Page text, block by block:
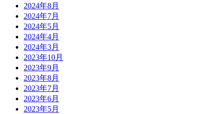
2024年8月
2024年7月
2024年5月
2024年4月
2024年3月
2023年10月
2023年9月
2023年8月
2023年7月
2023年6月
2023年5月